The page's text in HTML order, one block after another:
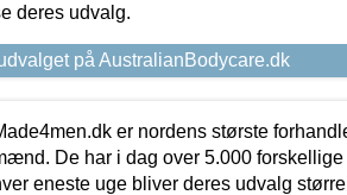
deres udvalg.
på AustralianBodycare.dk
er nordens største
De har i dag over 5.000
eneste uge bliver deres udvalg